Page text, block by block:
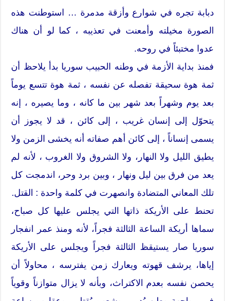
دبابة تجره في شوارع وأزقة مدمرة … استوطنت هذه
الصورة مخيلته وأمعنت في تعذيبه ، كما لو أن هناك
عدوا مختبئاً في روحه.
فمنذ بداية الأزمة في وطنه الحبيب سوريا بدأ يلاحظ أن
ثمة هوة سحيقة تفصله عن نفسه ، ثمة هوة تتسع يوماً
بعد يوم وشهراً بعد شهر بين ما كانه ، وما يصيره ، إنه
يتحوّل إلى إنسان غريب ، إلى كائن ، قد لا يجوز أن
يسمى إنساناً ، إلى كائن أهم صفاته أنه يخشى الزمن ولا
يطيق الليل ولا النهار، ولا الشروق ولا الغروب ، لأنه لم
يعد من فرق بين ليل ونهار ، وبين برد وحر، اندمجت كل
تلك المعاني المتضادة وانصهرت في كلمة واحدة : القتل.
تحنط على الأريكة ذاتها التي يجلس عليها كل صباح،
سماها أريكة الساعة الثالثة فجراً، لأنه ومنذ عمر انفجار
سوريا صار يستيقظ الثالثة فجراً ويجلس على الأريكة
إياها، يرشف قهوته ويعارك زمن يفترسه ، محاولاً أن
يحصن نفسه بعدم الاكتراث، وبأنه لا يزال متوازناً وقوياً